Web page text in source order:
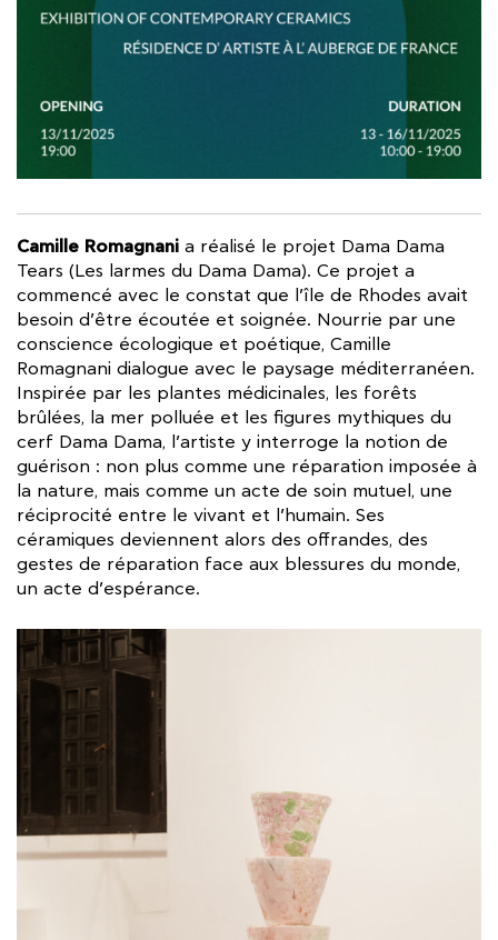
Camille Romagnani a réalisé le projet Dama Dama
Tears (Les larmes du Dama Dama). Ce projet a
commencé avec le constat que l’île de Rhodes avait
besoin d’être écoutée et soignée. Nourrie par une
conscience écologique et poétique, Camille
Romagnani dialogue avec le paysage méditerranéen.
Inspirée par les plantes médicinales, les forêts
brûlées, la mer polluée et les figures mythiques du
cerf Dama Dama, l’artiste y interroge la notion de
guérison : non plus comme une réparation imposée à
la nature, mais comme un acte de soin mutuel, une
réciprocité entre le vivant et l’humain. Ses
céramiques deviennent alors des offrandes, des
gestes de réparation face aux blessures du monde,
un acte d’espérance.